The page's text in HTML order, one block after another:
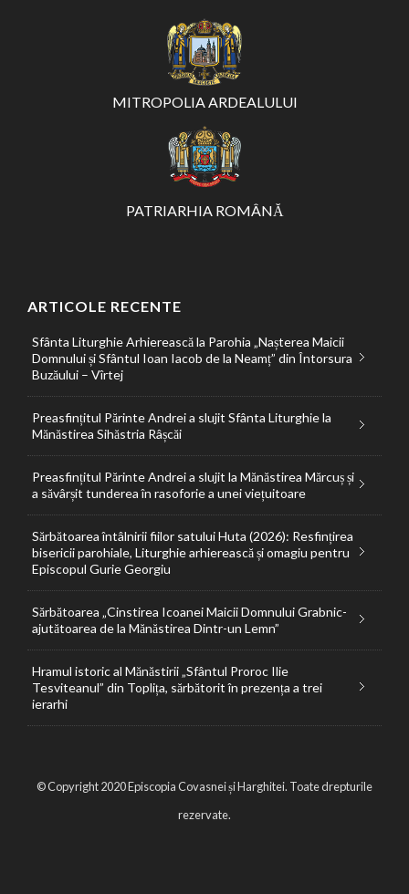
MITROPOLIA ARDEALULUI
PATRIARHIA ROMÂNĂ
ARTICOLE RECENTE
Sfânta Liturghie Arhierească la Parohia „Nașterea Maicii
Domnului și Sfântul Ioan Iacob de la Neamț” din Întorsura
Buzăului – Vîrtej
Preasfințitul Părinte Andrei a slujit Sfânta Liturghie la
Mănăstirea Sihăstria Râșcăi
Preasfințitul Părinte Andrei a slujit la Mănăstirea Mărcuș și
a săvârșit tunderea în rasoforie a unei viețuitoare
Sărbătoarea întâlnirii fiilor satului Huta (2026): Resfințirea
bisericii parohiale, Liturghie arhierească și omagiu pentru
Episcopul Gurie Georgiu
Sărbătoarea „Cinstirea Icoanei Maicii Domnului Grabnic-
ajutătoarea de la Mănăstirea Dintr-un Lemn”
Hramul istoric al Mănăstirii „Sfântul Proroc Ilie
Tesviteanul” din Toplița, sărbătorit în prezența a trei
ierarhi
© Copyright 2020 Episcopia Covasnei și Harghitei. Toate drepturile
rezervate.